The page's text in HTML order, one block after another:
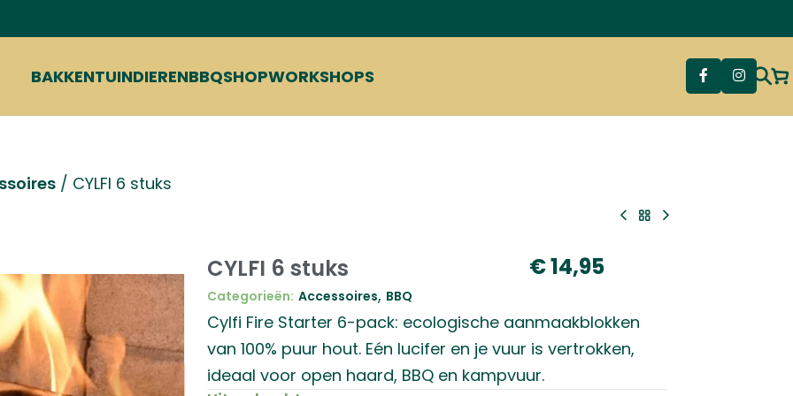
BAKKENTUINDIERENBBQSHOPWORKSHOPS
/ CYLFI 6 stuks
CYLFI 6 stuks €14,95
Categorieën: Accessoires, BBQ
Cylfi Fire Starter 6-pack: ecologische aanmaakblokken
van 100% puur hout. Eén lucifer en je vuur is vertrokken,
ideaal voor open haard, BBQ en kampvuur.